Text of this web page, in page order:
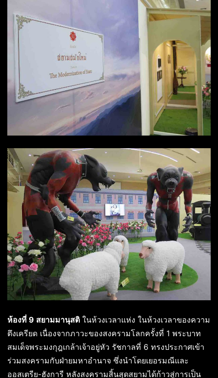
ห้องที่ 9 สยามมานุสติ ในห้วงเวลาแห่ง ในห้วงเวลาของความ
ตึงเครียด เนื่องจากภาวะของสงครามโลกครั้งที่ 1 พระบาท
สมเด็จพระมงกุฎเกล้าเจ้าอยู่หัว รัชกาลที่ 6 ทรงประกาศเข้า
ร่วมสงครามกับฝ่ายมหาอำนาจ ซึ่งนำโดยเยอรมณีและ
ออสเตรีย-ฮังการี หลังสงครามสิ้นสุดสยามได้ก้าวสู่การเป็น